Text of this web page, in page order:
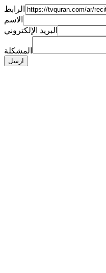
الرابط
الاسم
البريد الإلكتروني
المشكلة
ارسل